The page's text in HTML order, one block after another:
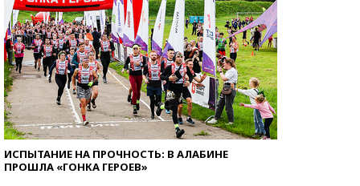
ИСПЫТАНИЕ НА ПРОЧНОСТЬ: В АЛАБИНЕ
ПРОШЛА «ГОНКА ГЕРОЕВ»